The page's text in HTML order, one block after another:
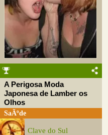
A Perigosa Moda
Japonesa de Lamber os
Olhos
SaÃºde
Clave do Sul